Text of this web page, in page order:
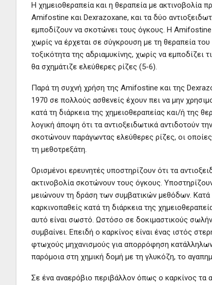
Η χημειοθεραπεία και η θεραπεία με
Amifostine και Dexrazoxane, και τα δύο
εμποδίζουν να σκοτώνει τους όγκους. Η Amifostine
χωρίς να έρχεται σε σύγκρουση με τη θεραπεία
τοξικότητα της αδριαμυκίνης, χωρίς να
θα σχημάτιζε ελεύθερες ρίζες (5-6).
Παρά τη συχνή χρήση της Amifostine και της
1970 σε πολλούς ασθενείς έχουν πει να μην
κατά τη διάρκεια της χημειοθεραπείας και/ή της
λογική άποψη ότι τα αντιοξειδωτικά αντιδοτούν
σκοτώνουν παράγωντας ελεύθερες ρίζες, οι
τη μεθοτρεξάτη.
Ορισμένοι ερευνητές υποστηρίζουν ότι τα
ακτινοβολία σκοτώνουν τους όγκους.
μειώνουν τη δράση των συμβατικών μεθόδων. Κατά
καρκινοπαθείς κατά τη διάρκεια της
αυτό είναι σωστό. Ωστόσο σε δοκιμαστικούς
συμβαίνει. Επειδή ο καρκίνος είναι ένας ιστός
φτωχούς μηχανισμούς για απορρόφηση κατάλληλων
παρόμοια στη χημική δομή με τη γλυκόζη, το
Σε ένα αναερόβιο περιβάλλον όπως ο καρκίνος τα